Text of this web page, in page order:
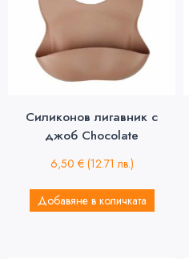
Силиконов лигавник с
джоб Chocolate
6,50 € (12.71 лв.)
Добавяне в количката